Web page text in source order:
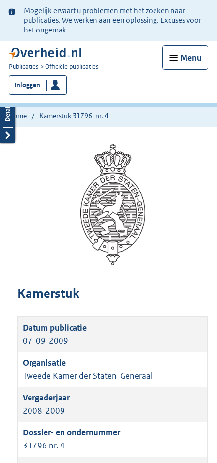
Ter
informatie:
Mogelijk ervaart u problemen met het zoeken naar
publicaties. We werken aan een oplossing. Excuses voor
het ongemak.
Menu
U
bent
nu
hier:
Publicaties Officiële publicaties
Inloggen
Home Kamerstuk 31796, nr. 4
Kamerstuk
07-09-2009
Tweede Kamer der Staten-Generaal
2008-2009
31796 nr. 4